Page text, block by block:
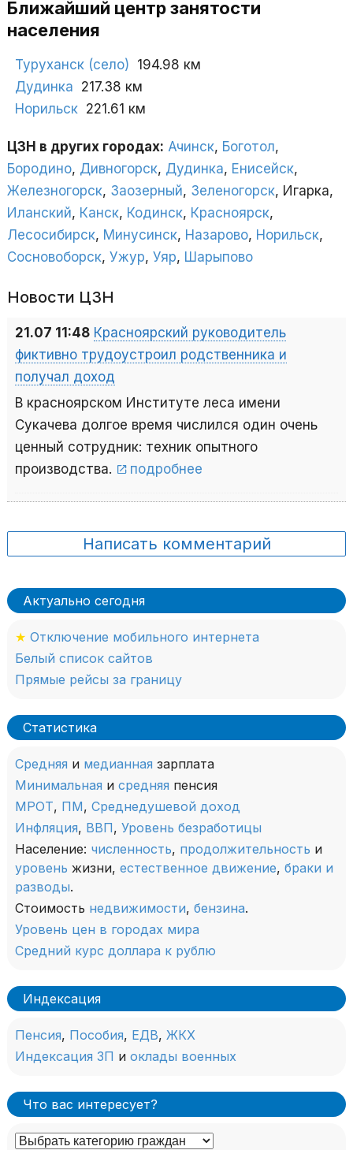
Ближайший центр занятости
населения
Туруханск (село) 194.98 км
Дудинка 217.38 км
Норильск 221.61 км
ЦЗН в других городах: Ачинск, Боготол,
Бородино, Дивногорск, Дудинка, Енисейск,
Железногорск, Заозерный, Зеленогорск, Игарка,
Иланский, Канск, Кодинск, Красноярск,
Лесосибирск, Минусинск, Назарово, Норильск,
Сосновоборск, Ужур, Уяр, Шарыпово
Новости ЦЗН
21.07 11:48 Красноярский руководитель
фиктивно трудоустроил родственника и
получал доход
В красноярском Институте леса имени
Сукачева долгое время числился один очень
ценный сотрудник: техник опытного
производства.
подробнее
Написать комментарий
Актуально сегодня
★ Отключение мобильного интернета
Белый список сайтов
Прямые рейсы за границу
Статистика
Средняя и медианная зарплата
Минимальная и средняя пенсия
МРОТ, ПМ, Среднедушевой доход
Инфляция, ВВП, Уровень безработицы
Население: численность, продолжительность и
уровень жизни, естественное движение, браки и
разводы.
Стоимость недвижимости, бензина.
Уровень цен в городах мира
Средний курс доллара к рублю
Индексация
Пенсия, Пособия, ЕДВ, ЖКХ
Индексация ЗП и оклады военных
Что вас интересует?